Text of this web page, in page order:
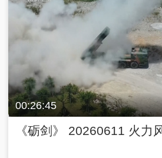
00:26:45
《砺剑》 20260611 火力